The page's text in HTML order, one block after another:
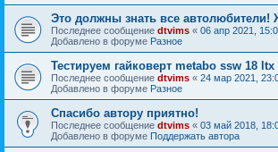
Это должны знать все автолюбители!
Последнее сообщение dtvims « 06 апр 2021,
Добавлено в форуме Разное
Тестируем гайковерт metabo ssw 18 ltx
Последнее сообщение dtvims « 24 мар 2021,
Добавлено в форуме Разное
Спасибо автору приятно!
Последнее сообщение dtvims « 03 май 2018,
Добавлено в форуме Поддержать автора